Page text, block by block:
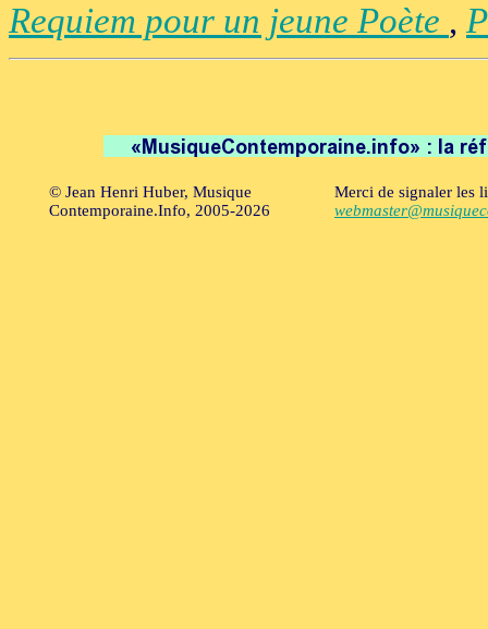
Requiem pour un jeune Poète ,
© Jean Henri Huber, Musique
Contemporaine.Info, 2005-2026
Merci de signaler les